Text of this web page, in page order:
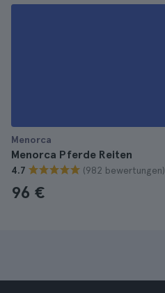
Menorca
Menorca Pferde Reiten
4.7 (982 bewertungen)
96 €